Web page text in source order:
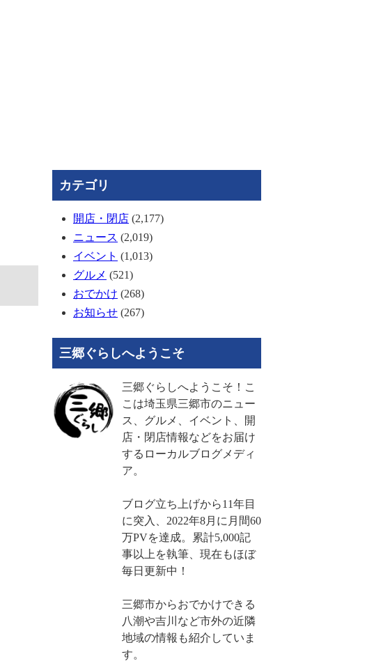
カテゴリ
開店・閉店 (2,177)
ニュース (2,019)
イベント (1,013)
グルメ (521)
おでかけ (268)
お知らせ (267)
三郷ぐらしへようこそ
三郷ぐらしへようこそ！こ
こは埼玉県三郷市のニュー
ス、グルメ、イベント、開
店・閉店情報などをお届け
するローカルブログメディ
ア。
ブログ立ち上げから11年目
に突入、2022年8月に月間60
万PVを達成。累計5,000記
事以上を執筆、現在もほぼ
毎日更新中！
三郷市からおでかけできる
八潮や吉川など市外の近隣
地域の情報も紹介していま
す。